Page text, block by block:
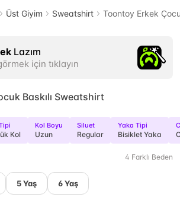
Üst Giyim Sweatshirt Toontoy Erkek
Lazım
için tıklayın
Baskılı Sweatshirt
Kol
Kol Boyu
Uzun
Siluet
Regular
Yaka Tipi
Bisiklet Yaka
4 Farklı Beden
5 Yaş 6 Yaş